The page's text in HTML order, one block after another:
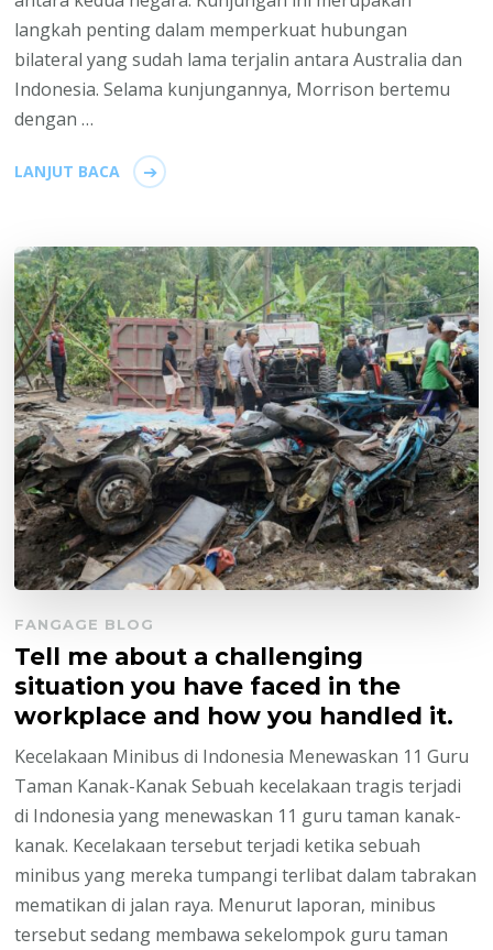
langkah penting dalam memperkuat hubungan
bilateral yang sudah lama terjalin antara Australia dan
Indonesia. Selama kunjungannya, Morrison bertemu
dengan …
LANJUT BACA
FANGAGE BLOG
Tell me about a challenging
situation you have faced in the
workplace and how you handled it.
Kecelakaan Minibus di Indonesia Menewaskan 11 Guru
Taman Kanak-Kanak Sebuah kecelakaan tragis terjadi
di Indonesia yang menewaskan 11 guru taman kanak-
kanak. Kecelakaan tersebut terjadi ketika sebuah
minibus yang mereka tumpangi terlibat dalam tabrakan
mematikan di jalan raya. Menurut laporan, minibus
tersebut sedang membawa sekelompok guru taman